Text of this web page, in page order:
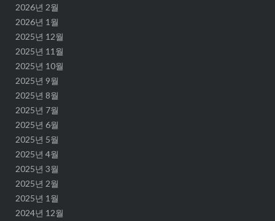
2026년 2월
2026년 1월
2025년 12월
2025년 11월
2025년 10월
2025년 9월
2025년 8월
2025년 7월
2025년 6월
2025년 5월
2025년 4월
2025년 3월
2025년 2월
2025년 1월
2024년 12월